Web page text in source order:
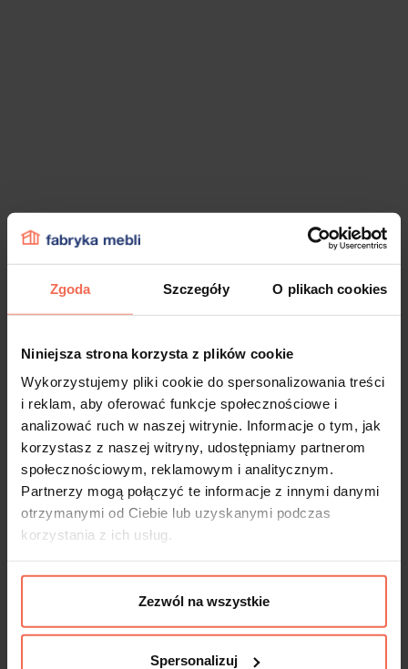
Zgoda Szczegóły O plikach cookies
Niniejsza strona korzysta z plików cookie
Wykorzystujemy pliki cookie do spersonalizowania treści
i reklam, aby oferować funkcje społecznościowe i
analizować ruch w naszej witrynie. Informacje o tym, jak
korzystasz z naszej witryny, udostępniamy partnerom
społecznościowym, reklamowym i analitycznym.
Partnerzy mogą połączyć te informacje z innymi danymi
otrzymanymi od Ciebie lub uzyskanymi podczas
korzystania z ich usług.
Zezwól na wszystkie
Spersonalizuj